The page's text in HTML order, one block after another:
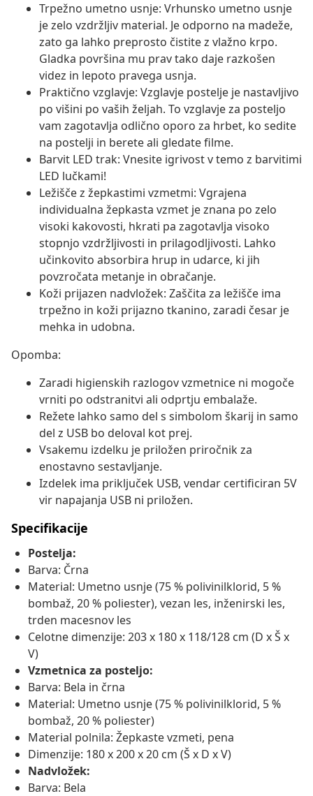
Trpežno umetno usnje: Vrhunsko umetno usnje
je zelo vzdržljiv material. Je odporno na madeže,
zato ga lahko preprosto čistite z vlažno krpo.
Gladka površina mu prav tako daje razkošen
videz in lepoto pravega usnja.
Praktično vzglavje: Vzglavje postelje je nastavljivo
po višini po vaših željah. To vzglavje za posteljo
vam zagotavlja odlično oporo za hrbet, ko sedite
na postelji in berete ali gledate filme.
Barvit LED trak: Vnesite igrivost v temo z barvitimi
LED lučkami!
Ležišče z žepkastimi vzmetmi: Vgrajena
individualna žepkasta vzmet je znana po zelo
visoki kakovosti, hkrati pa zagotavlja visoko
stopnjo vzdržljivosti in prilagodljivosti. Lahko
učinkovito absorbira hrup in udarce, ki jih
povzročata metanje in obračanje.
Koži prijazen nadvložek: Zaščita za ležišče ima
trpežno in koži prijazno tkanino, zaradi česar je
mehka in udobna.
Opomba:
Zaradi higienskih razlogov vzmetnice ni mogoče
vrniti po odstranitvi ali odprtju embalaže.
Režete lahko samo del s simbolom škarij in samo
del z USB bo deloval kot prej.
Vsakemu izdelku je priložen priročnik za
enostavno sestavljanje.
Izdelek ima priključek USB, vendar certificiran 5V
vir napajanja USB ni priložen.
Specifikacije
Postelja:
Barva: Črna
Material: Umetno usnje (75 % polivinilklorid, 5 %
bombaž, 20 % poliester), vezan les, inženirski les,
trden macesnov les
Celotne dimenzije: 203 x 180 x 118/128 cm (D x Š x
V)
Vzmetnica za posteljo:
Barva: Bela in črna
Material: Umetno usnje (75 % polivinilklorid, 5 %
bombaž, 20 % poliester)
Material polnila: Žepkaste vzmeti, pena
Dimenzije: 180 x 200 x 20 cm (Š x D x V)
Nadvložek:
Barva: Bela